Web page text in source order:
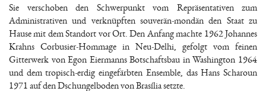
Sie verschoben den Schwerpunkt vom Repräsentativen zum
Administrativen und verknüpften souverän-mondän den Staat zu
Hause mit dem Standort vor Ort. Den Anfang machte 1962 Johannes
Krahns Corbusier-Hommage in Neu-Delhi, gefolgt vom feinen
Gitterwerk von Egon Eiermanns Botschaftsbau in Washington 1964
und dem tropisch-erdig eingefärbten Ensemble, das Hans Scharoun
1971 auf den Dschungelboden von Brasília setzte.